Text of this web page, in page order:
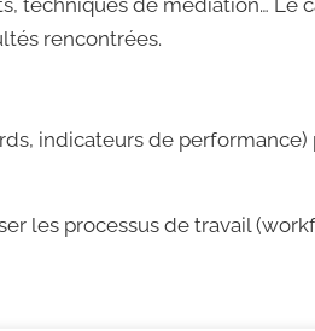
rencontrées.
indicateurs de
les processus de travail